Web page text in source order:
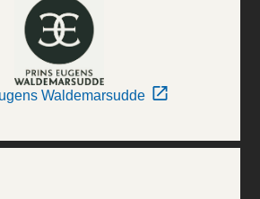
Waldemarsudde